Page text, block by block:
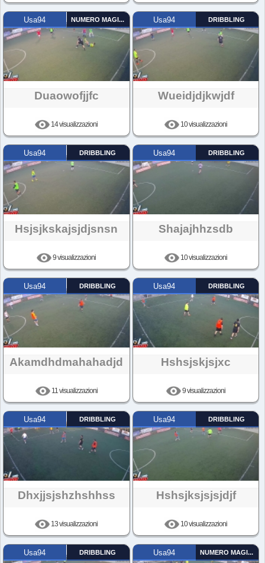
Usa94 NUMERO MAGICO
Duaowofjjfc
14 visualizzazioni
Usa94 DRIBBLING
Wueidjdjkwjdf
10 visualizzazioni
Usa94 DRIBBLING
Hsjsjkskajsjdjsnsn
9 visualizzazioni
Usa94 DRIBBLING
Shajajhhzsdb
10 visualizzazioni
Usa94 DRIBBLING
Akamdhdmahahadjd
11 visualizzazioni
Usa94 DRIBBLING
Hshsjskjsjxc
9 visualizzazioni
Usa94 DRIBBLING
Dhxjjsjshzhshhss
13 visualizzazioni
Usa94 DRIBBLING
Hshsjksjsjsjdjf
10 visualizzazioni
Usa94 DRIBBLING Usa94 NUMERO MAGICO